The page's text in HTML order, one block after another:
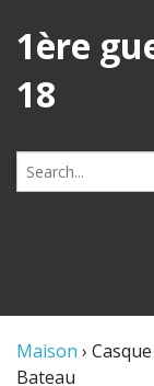
1ère
18
Search
for:
Maison ›
Bateau